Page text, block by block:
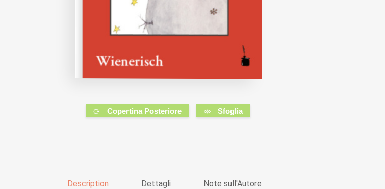
Copertina Posteriore Sfoglia
Description Dettagli Note sull'Autore